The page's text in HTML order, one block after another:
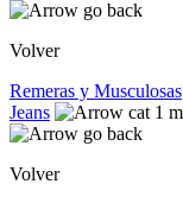
Volver
Remeras y Musculosas
Jeans
Volver